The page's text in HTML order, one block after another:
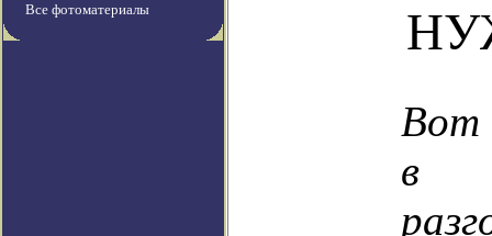
Все фотоматериалы
Вот
в